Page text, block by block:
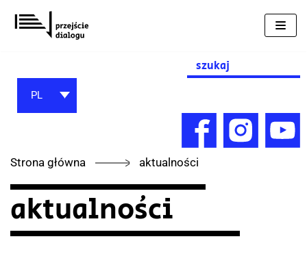
Przejdź
do
Search
for:
PL
Strona główna aktualności
aktualności